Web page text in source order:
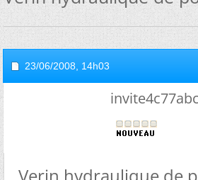
23/06/2008, 14h03